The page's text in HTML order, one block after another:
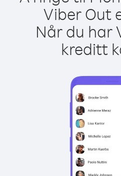
Viber Out
Når du har
kreditt